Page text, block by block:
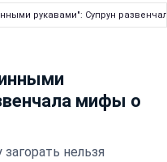
рукавами": Супрун
мифы о
нельзя